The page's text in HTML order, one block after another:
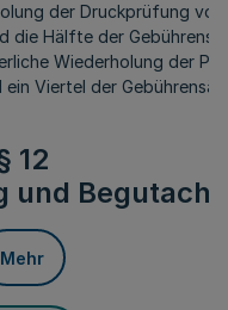
der Druckprüfung von
die Hälfte der
Wiederholung der
Viertel der
12
und
Mehr